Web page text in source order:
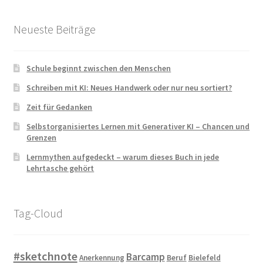
Neueste Beiträge
Schule beginnt zwischen den Menschen
Schreiben mit KI: Neues Handwerk oder nur neu sortiert?
Zeit für Gedanken
Selbstorganisiertes Lernen mit Generativer KI – Chancen und
Grenzen
Lernmythen aufgedeckt – warum dieses Buch in jede
Lehrtasche gehört
Tag-Cloud
#sketchnoteAnerkennung Barcamp Beruf Bielefeld